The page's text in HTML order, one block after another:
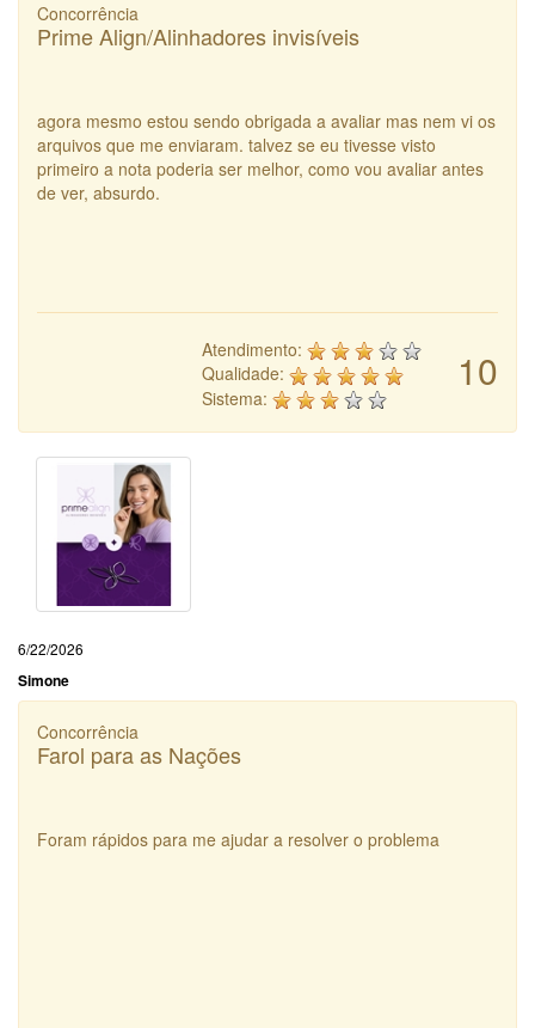
Concorrência
Prime Align/Alinhadores invisíveis
agora mesmo estou sendo obrigada a avaliar mas nem vi os
arquivos que me enviaram. talvez se eu tivesse visto
primeiro a nota poderia ser melhor, como vou avaliar antes
de ver, absurdo.
10
Atendimento:
Qualidade:
Sistema:
6/22/2026
Simone
Concorrência
Farol para as Nações
Foram rápidos para me ajudar a resolver o problema